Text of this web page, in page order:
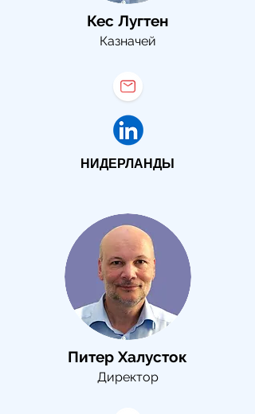
Кес Лугтен
Казначей
НИДЕРЛАНДЫ
Питер Халусток
Директор